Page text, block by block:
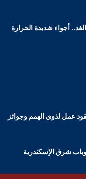
أجواء شديدة الحرارة
عمل لذوي الهمم وجوائز
شرق الإسكندرية